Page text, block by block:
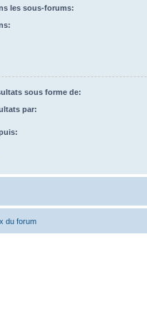
les sous-forums:
sous forme de:
par:
du forum